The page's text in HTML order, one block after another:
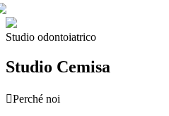
Studio odontoiatrico
Studio Cemisa
Perché noi